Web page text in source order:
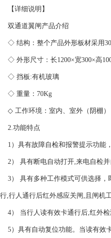
【详细说明】
双通道翼闸产品介绍
◇ 结构：整个产品外形板材采用
◇ 外形尺寸：长1200×宽300×高
◇ 挡板:有机玻璃
◇ 重量：70Kg
◇ 工作环境：室内、室外（阴棚）
2.功能特点
1）具有故障自检和报警提示功能
2） 具有断电自动打开,来电自检
3） 具有多种工作模式可供选择，
行,行人通行后红外感应关闸,且闸机
4） 当行人读有效卡通行后,红外检
5）具有自动复位功能。当读有效